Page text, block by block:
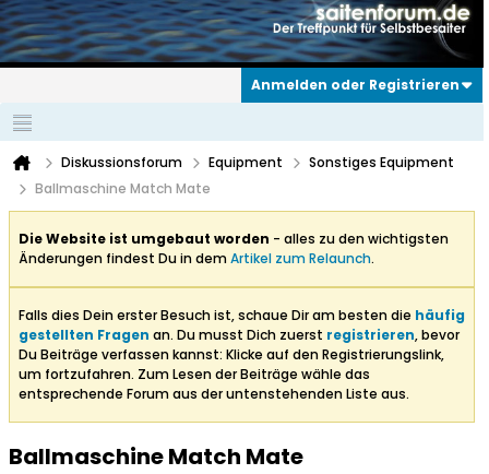
Anmelden oder Registrieren
Diskussionsforum Equipment
Sonstiges Equipment
Ballmaschine Match Mate
Die Website ist umgebaut worden - alles zu den wichtigsten
Änderungen findest Du in demArtikel zum Relaunch.
Falls dies Dein erster Besuch ist, schaue Dir am besten die häufig
gestellten Fragen an. Du musst Dich zuerst registrieren, bevor
Du Beiträge verfassen kannst: Klicke auf den Registrierungslink,
um fortzufahren. Zum Lesen der Beiträge wähle das
entsprechende Forum aus der untenstehenden Liste aus.
Ballmaschine Match Mate